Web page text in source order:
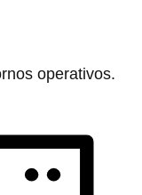
operativos.